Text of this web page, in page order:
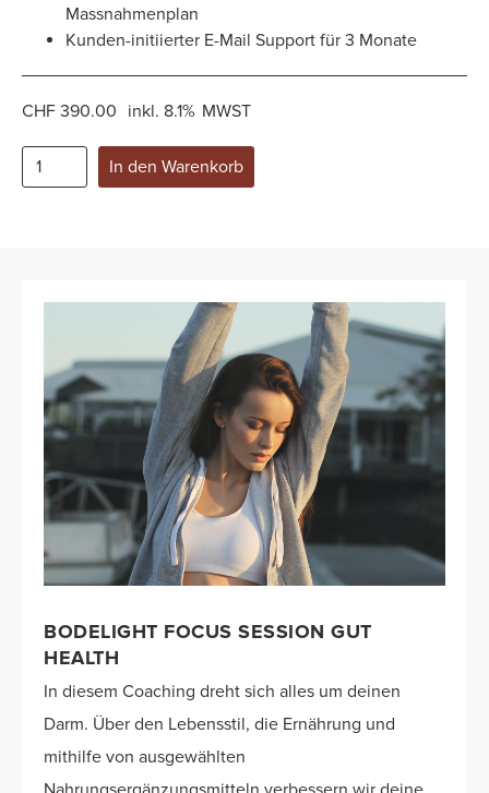
Massnahmenplan
Kunden-initiierter E-Mail Support für 3 Monate
CHF 390.00 inkl. 8.1% MWST
BODELIGHT FOCUS SESSION GUT
HEALTH
In diesem Coaching dreht sich alles um deinen
Darm. Über den Lebensstil, die Ernährung und
mithilfe von ausgewählten